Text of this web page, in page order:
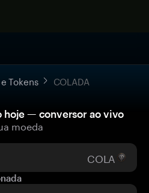
Tokens COLADA
hoje — conversor ao vivo
moeda
COLA